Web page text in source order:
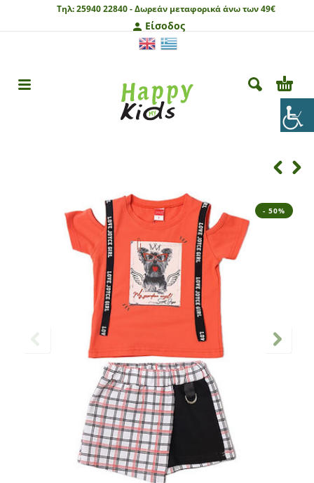
Τηλ:25940 22840 -Δωρεάν μεταφορικά άνω των 49€
Είσοδος
- 50%